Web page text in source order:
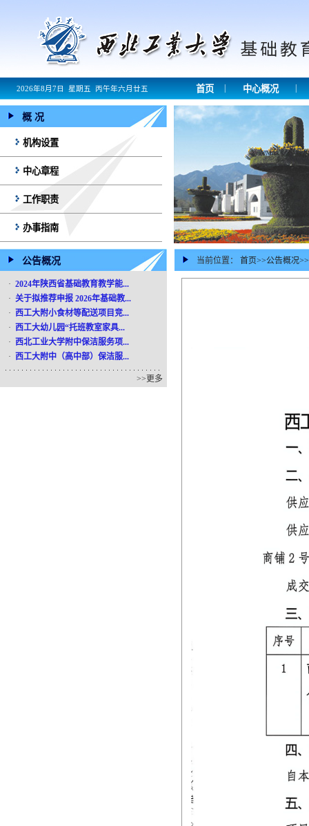
2026年8月7日 星期五 丙午年六月廿五 首页 中心概况
概 况
机构设置
中心章程
工作职责
办事指南
公告概况
· 2024年陕西省基础教育教学能...
· 关于拟推荐申报 2026年基础教...
· 西工大附小食材等配送项目竞...
· 西工大幼儿园“托班教室家具...
· 西北工业大学附中保洁服务项...
· 西工大附中（高中部）保洁服...
>>更多
当前位置： 首页>>公告概况>>